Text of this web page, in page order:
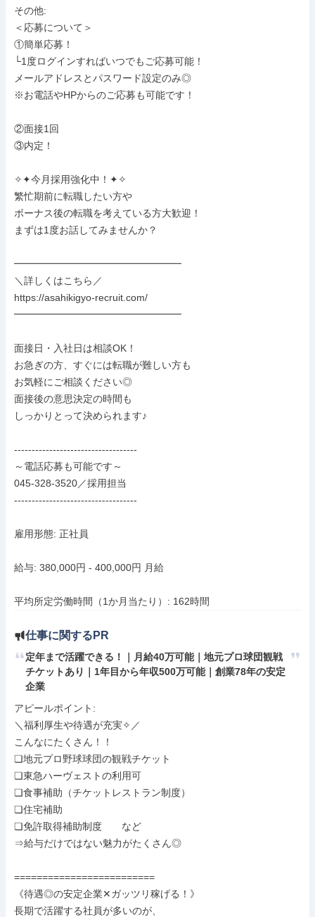
その他:
＜応募について＞
①簡単応募！
└1度ログインすればいつでもご応募可能！
メールアドレスとパスワード設定のみ◎
※お電話やHPからのご応募も可能です！
②面接1回
③内定！
✧✦今月採用強化中！✦✧
繁忙期前に転職したい方や
ボーナス後の転職を考えている方大歓迎！
まずは1度お話してみませんか？
━━━━━━━━━━━━━━━━━
＼詳しくはこちら／
https://asahikigyo-recruit.com/
━━━━━━━━━━━━━━━━━
面接日・入社日は相談OK！
お急ぎの方、すぐには転職が難しい方も
お気軽にご相談ください◎
面接後の意思決定の時間も
しっかりとって決められます♪
-----------------------------------
～電話応募も可能です～
045-328-3520／採用担当
-----------------------------------
雇用形態: 正社員
給与: 380,000円 - 400,000円 月給
平均所定労働時間（1か月当たり）: 162時間
仕事に関するPR
定年まで活躍できる！｜月給40万可能｜地元プロ球団観戦
チケットあり｜1年目から年収500万可能｜創業78年の安定
企業
アピールポイント:
＼福利厚生や待遇が充実✧／
こんなにたくさん！！
❏地元プロ野球球団の観戦チケット
❏東急ハーヴェストの利用可
❏食事補助（チケットレストラン制度）
❏住宅補助
❏免許取得補助制度　　など
⇒給与だけではない魅力がたくさん◎
=========================
《待遇◎の安定企業✕ガッツリ稼げる！》
長期で活躍する社員が多いのが、